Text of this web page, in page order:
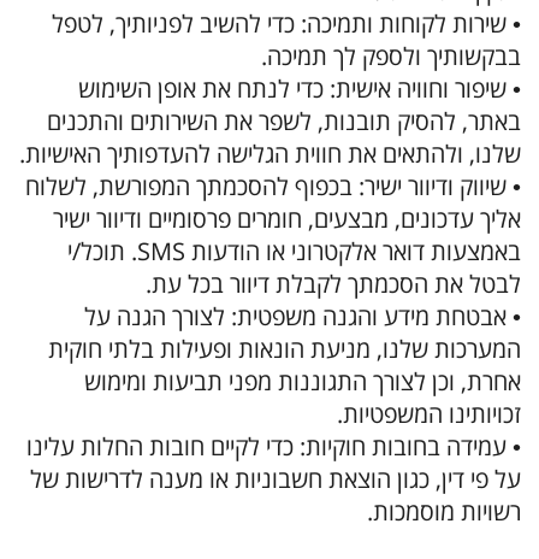
• שירות לקוחות ותמיכה: כדי להשיב לפניותיך, לטפל
בבקשותיך ולספק לך תמיכה.
• שיפור וחוויה אישית: כדי לנתח את אופן השימוש
באתר, להסיק תובנות, לשפר את השירותים והתכנים
שלנו, ולהתאים את חווית הגלישה להעדפותיך האישיות.
• שיווק ודיוור ישיר: בכפוף להסכמתך המפורשת, לשלוח
אליך עדכונים, מבצעים, חומרים פרסומיים ודיוור ישיר
באמצעות דואר אלקטרוני או הודעות SMS. תוכל/י
לבטל את הסכמתך לקבלת דיוור בכל עת.
• אבטחת מידע והגנה משפטית: לצורך הגנה על
המערכות שלנו, מניעת הונאות ופעילות בלתי חוקית
אחרת, וכן לצורך התגוננות מפני תביעות ומימוש
זכויותינו המשפטיות.
• עמידה בחובות חוקיות: כדי לקיים חובות החלות עלינו
על פי דין, כגון הוצאת חשבוניות או מענה לדרישות של
רשויות מוסמכות.